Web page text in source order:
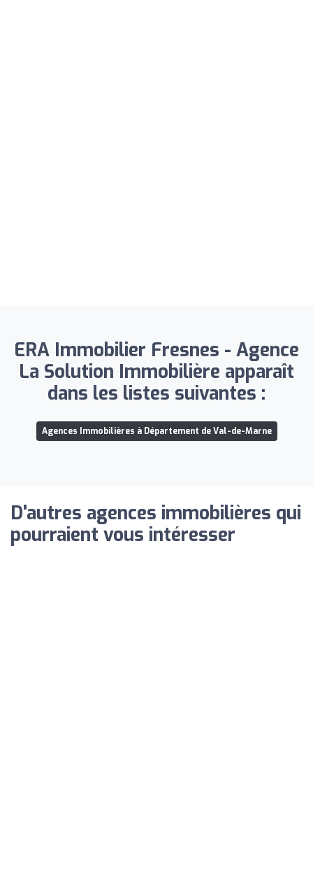
ERA Immobilier Fresnes - Agence
La Solution Immobilière apparaît
dans les listes suivantes :
Agences Immobilières à Département de Val-de-Marne
D'autres agences immobilières qui
pourraient vous intéresser